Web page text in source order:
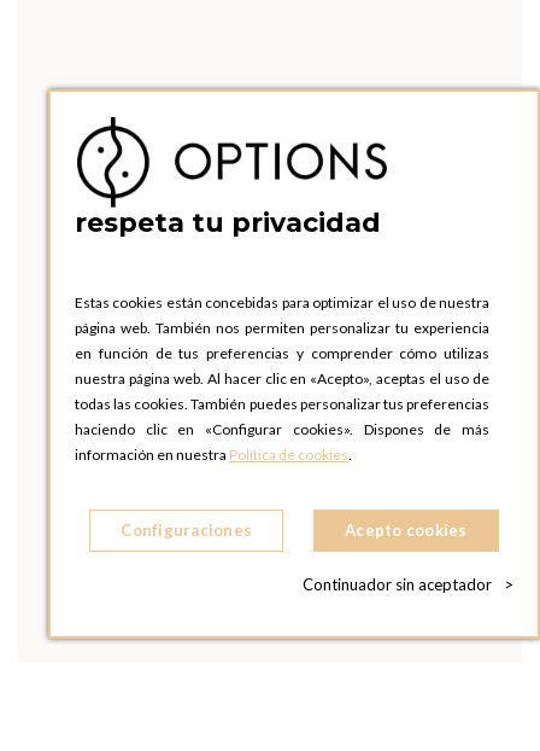
respeta tu privacidad
Estas cookies están concebidas para optimizar el uso de nuestra
página web. También nos permiten personalizar tu experiencia
en función de tus preferencias y comprender cómo utilizas
nuestra página web. Al hacer clic en «Acepto», aceptas el uso de
todas las cookies. También puedes personalizar tus preferencias
haciendo clic en «Configurar cookies». Dispones de más
información en nuestra Política de cookies.
Configuraciones Acepto cookies
Continuador sin aceptador >